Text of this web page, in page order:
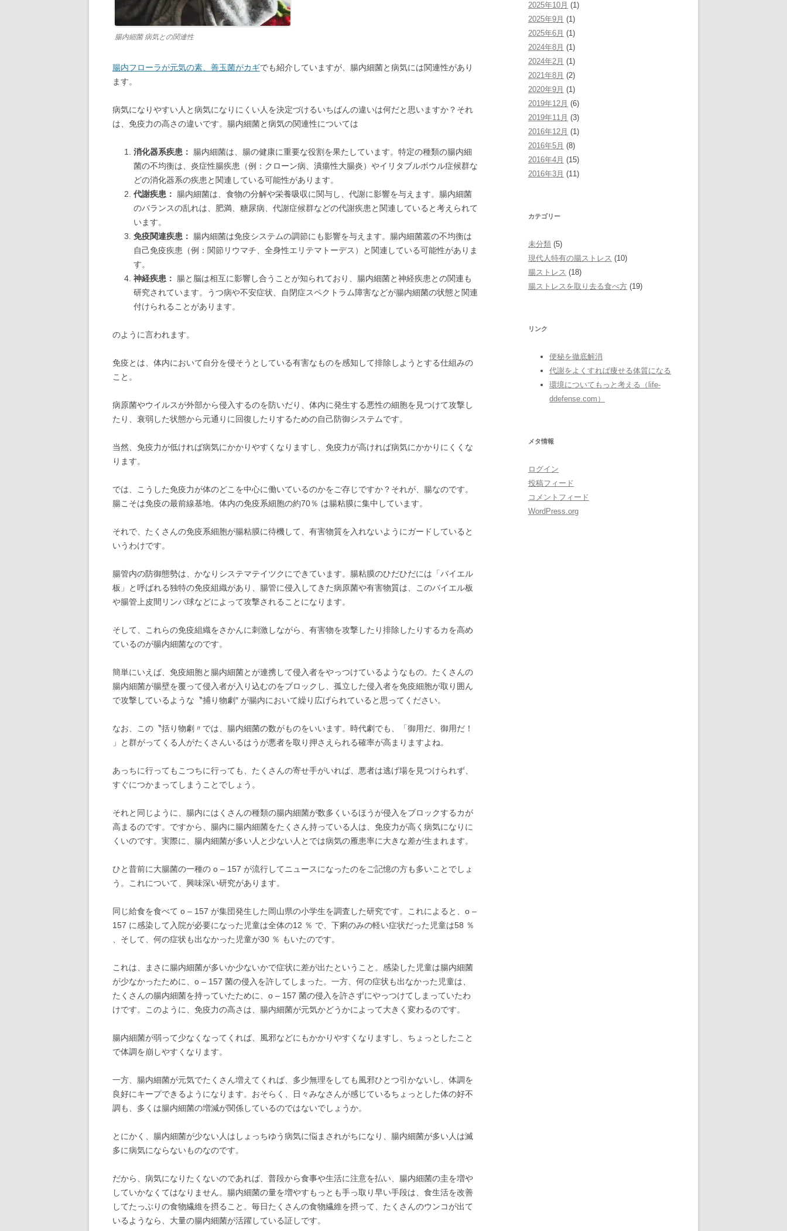
腸内細菌 病気との関連性
腸内フローラが元気の素、善玉菌がカギでも紹介していますが、腸内細菌と病気には関連性があり
ます。
病気になりやすい人と病気になりにくい人を決定づけるいちばんの違いは何だと思いますか？それ
は、免疫力の高さの違いです。腸内細菌と病気の関連性については
消化器系疾患：
腸内細菌は、腸の健康に重要な役割を果たしています。特定の種類の腸内細
菌の不均衡は、炎症性腸疾患（例：クローン病、潰瘍性大腸炎）やイリタブルボウル症候群な
どの消化器系の疾患と関連している可能性があります。
代謝疾患：
腸内細菌は、食物の分解や栄養吸収に関与し、代謝に影響を与えます。腸内細菌
のバランスの乱れは、肥満、糖尿病、代謝症候群などの代謝疾患と関連していると考えられて
います。
免疫関連疾患：
腸内細菌は免疫システムの調節にも影響を与えます。腸内細菌叢の不均衡は
自己免疫疾患（例：関節リウマチ、全身性エリテマトーデス）と関連している可能性がありま
す。
神経疾患：
腸と脳は相互に影響し合うことが知られており、腸内細菌と神経疾患との関連も
研究されています。うつ病や不安症状、自閉症スペクトラム障害などが腸内細菌の状態と関連
付けられることがあります。
のように言われます。
免疫とは、体内において自分を侵そうとしている有害なものを感知して排除しようとする仕組みの
こと。
病原菌やウイルスが外部から侵入するのを防いだり、体内に発生する悪性の細胞を見つけて攻撃し
たり、衰弱した状態から元通りに回復したりするための自己防御システムです。
当然、免疫力が低ければ病気にかかりやすくなりますし、免疫力が高ければ病気にかかりにくくな
ります。
では、こうした免疫力が体のどこを中心に働いているのかをご存じですか？それが、腸なのです。
腸こそは免疫の最前線基地。体内の免疫系細胞の約70％ は腸粘膜に集中しています。
それで、たくさんの免疫系細胞が腸粘膜に待機して、有害物質を入れないようにガードしていると
いうわけです。
腸管内の防御態勢は、かなりシステマテイツクにできています。腸粘膜のひだひだには「バイエル
板」と呼ばれる独特の免疫組織があり、腸管に侵入してきた病原菌や有害物質は、このバイエル板
や腸管上皮間リンパ球などによって攻撃されることになります。
そして、これらの免疫組織をさかんに刺激しながら、有害物を攻撃したり排除したりするカを高め
ているのが腸内細菌なのです。
簡単にいえば、免疫細胞と腸内細菌とが連携して侵入者をやっつけているようなもの。たくさんの
腸内細菌が腸壁を覆って侵入者が入り込むのをブロックし、孤立した侵入者を免疫細胞が取り囲ん
で攻撃しているような〝捕り物劇″ が腸内において繰り広げられていると思ってください。
なお、この〝括り物劇〃では、腸内細菌の数がものをいいます。時代劇でも、「御用だ、御用だ！
」と群がってくる人がたくさんいるはうが悪者を取り押さえられる確率が高まりますよね。
あっちに行ってもこつちに行っても、たくさんの寄せ手がいれば、悪者は逃げ場を見つけられず、
すぐにつかまってしまうことでしょう。
それと同じように、腸内にはくさんの種類の腸内細菌が数多くいるほうが侵入をブロックするカが
高まるのです。ですから、腸内に腸内細菌をたくさん持っている人は、免疫力が高く病気になりに
くいのです。実際に、腸内細菌が多い人と少ない人とでは病気の雁患率に大きな差が生まれます。
ひと昔前に大腸菌の一種の o – 157 が流行してニュースになったのをご記憶の方も多いことでしょ
う。これについて、興味深い研究があります。
同じ給食を食べて o – 157 が集団発生した岡山県の小学生を調査した研究です。これによると、o –
157 に感染して入院が必要になった児童は全体の12 ％ で、下痢のみの軽い症状だった児童は58 ％
、そして、何の症状も出なかった児童が30 ％ もいたのです。
これは、まさに腸内細菌が多いか少ないかで症状に差が出たということ。感染した児童は腸内細菌
が少なかったために、o – 157 菌の侵入を許してしまった。一方、何の症状も出なかった児童は、
たくさんの腸内細菌を持っていたために、o – 157 菌の侵入を許さずにやっつけてしまっていたわ
けです。このように、免疫力の高さは、腸内細菌が元気かどうかによって大きく変わるのです。
腸内細菌が弱って少なくなってくれば、風邪などにもかかりやすくなりますし、ちょっとしたこと
で体調を崩しやすくなります。
一方、腸内細菌が元気でたくさん増えてくれば、多少無理をしても風邪ひとつ引かないし、体調を
良好にキープできるようになります。おそらく、日々みなさんが感じているちょっとした体の好不
調も、多くは腸内細菌の増減が関係しているのではないでしょうか。
とにかく、腸内細菌が少ない人はしょっちゆう病気に悩まされがちになり、腸内細菌が多い人は滅
多に病気にならないものなのです。
だから、病気になりたくないのであれば、普段から食事や生活に注意を払い、腸内細菌の圭を増や
していかなくてはなりません。腸内細菌の量を増やすもっとも手っ取り早い手段は、食生活を改善
してたっぶりの食物繊維を摂ること。毎日たくさんの食物繊維を摂って、たくさんのウンコが出て
いるようなら、大量の腸内細菌が活躍している証しです。
2025年10月 (1)
2025年9月 (1)
2025年6月 (1)
2024年8月 (1)
2024年2月 (1)
2021年8月 (2)
2020年9月 (1)
2019年12月 (6)
2019年11月 (3)
2016年12月 (1)
2016年5月 (8)
2016年4月 (15)
2016年3月 (11)
カテゴリー
未分類 (5)
現代人特有の腸ストレス (10)
腸ストレス (18)
腸ストレスを取り去る食べ方 (19)
リンク
便秘を徹底解消
代謝をよくすれば痩せる体質になる
環境についてもっと考える（life-
ddefense.com）
メタ情報
ログイン
投稿フィード
コメントフィード
WordPress.org